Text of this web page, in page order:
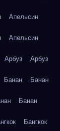
Апельсин
Апельсин
Арбуз Арбуз
Банан Банан
Банан
Бангкок